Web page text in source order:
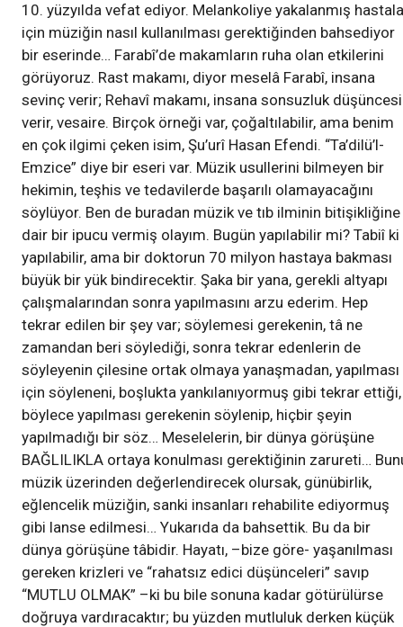
10. yüzyılda vefat ediyor. Melankoliye yakalanmış
için müziğin nasıl kullanılması gerektiğinden bahsediyor
bir eserinde… Farabî’de makamların ruha olan etkilerini
görüyoruz. Rast makamı, diyor meselâ Farabî, insana
sevinç verir; Rehavî makamı, insana sonsuzluk düşüncesi
verir, vesaire. Birçok örneği var, çoğaltılabilir, ama benim
en çok ilgimi çeken isim, Şu’urî Hasan Efendi. “Ta’dilü’l-
Emzice” diye bir eseri var. Müzik usullerini bilmeyen bir
hekimin, teşhis ve tedavilerde başarılı olamayacağını
söylüyor. Ben de buradan müzik ve tıb ilminin bitişikliğine
dair bir ipucu vermiş olayım. Bugün yapılabilir mi? Tabiî ki
yapılabilir, ama bir doktorun 70 milyon hastaya bakması
büyük bir yük bindirecektir. Şaka bir yana, gerekli altyapı
çalışmalarından sonra yapılmasını arzu ederim. Hep
tekrar edilen bir şey var; söylemesi gerekenin, tâ ne
zamandan beri söylediği, sonra tekrar edenlerin de
söyleyenin çilesine ortak olmaya yanaşmadan, yapılması
için söyleneni, boşlukta yankılanıyormuş gibi tekrar ettiği,
böylece yapılması gerekenin söylenip, hiçbir şeyin
yapılmadığı bir söz… Meselelerin, bir dünya görüşüne
BAĞLILIKLA ortaya konulması gerektiğinin zarureti…
müzik üzerinden değerlendirecek olursak, günübirlik,
eğlencelik müziğin, sanki insanları rehabilite ediyormuş
gibi lanse edilmesi… Yukarıda da bahsettik. Bu da bir
dünya görüşüne tâbidir. Hayatı, –bize göre- yaşanılması
gereken krizleri ve “rahatsız edici düşünceleri” savıp
“MUTLU OLMAK” –ki bu bile sonuna kadar götürülürse
doğruya vardıracaktır; bu yüzden mutluluk derken küçük